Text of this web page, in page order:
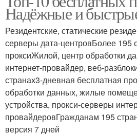
Надёжные и
Резидентские, статические
серверы дата-центровБолее 195
проксиЖилой, центр обработки
интернет-провайдер, веб-
странах3-дневная бесплатная
обработки данных, жилые
устройства, прокси-серверы
провайдеровГражданам 195
версия 7 дней